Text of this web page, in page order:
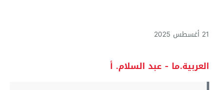
21 أغسطس 2025
العربية.ما - عبد السلام. أ